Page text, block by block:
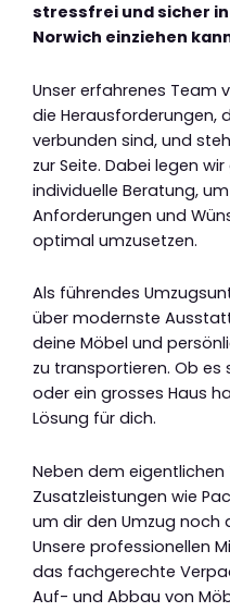
stressfrei und sicher
Norwich einziehen
Unser erfahrenes Team
die Herausforderungen,
verbunden sind, und
zur Seite. Dabei legen
individuelle Beratung,
Anforderungen und
optimal umzusetzen.
Als führendes
über modernste
deine Möbel und
zu transportieren. Ob es
oder ein grosses Haus
Lösung für dich.
Neben dem
Zusatzleistungen wie
um dir den Umzug noch
Unsere professionellen
das fachgerechte
Auf- und Abbau von